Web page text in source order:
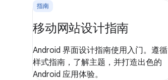
指南
移动网站设计指南
Android 界面设计指南使用入门。遵循
样式指南，了解主题，并打造出色的
Android 应用体验。